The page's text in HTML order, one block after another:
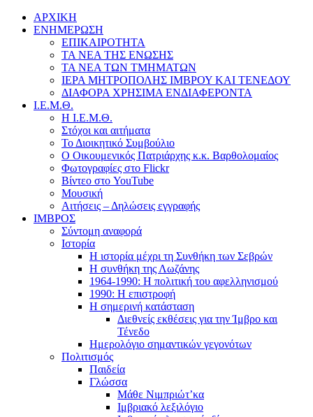
ΑΡΧΙΚΗ
ΕΝΗΜΕΡΩΣΗ
ΕΠΙΚΑΙΡΟΤΗΤΑ
ΤΑ ΝΕΑ ΤΗΣ ΕΝΩΣΗΣ
ΤΑ ΝΕΑ ΤΩΝ ΤΜΗΜΑΤΩΝ
ΙΕΡΑ ΜΗΤΡΟΠΟΛΗΣ ΙΜΒΡΟΥ ΚΑΙ ΤΕΝΕΔΟΥ
ΔΙΑΦΟΡΑ ΧΡΗΣΙΜΑ ΕΝΔΙΑΦΕΡΟΝΤΑ
Ι.Ε.Μ.Θ.
Η Ι.Ε.Μ.Θ.
Στόχοι και αιτήματα
Το Διοικητικό Συμβούλιο
Ο Οικουμενικός Πατριάρχης κ.κ. Βαρθολομαίος
Φωτογραφίες στο Flickr
Βίντεο στο YouTube
Μουσική
Αιτήσεις – Δηλώσεις εγγραφής
ΙΜΒΡΟΣ
Σύντομη αναφορά
Ιστορία
Η ιστορία μέχρι τη Συνθήκη των Σεβρών
Η συνθήκη της Λωζάνης
1964-1990: Η πολιτική του αφελληνισμού
1990: Η επιστροφή
Η σημερινή κατάσταση
Διεθνείς εκθέσεις για την Ίμβρο και
Τένεδο
Ημερολόγιο σημαντικών γεγονότων
Πολιτισμός
Παιδεία
Γλώσσα
Μάθε Νιμπριώτ’κα
Ιμβριακό λεξιλόγιο